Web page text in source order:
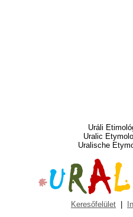
Uráli
Uralic
Uralische
Keresőfelület